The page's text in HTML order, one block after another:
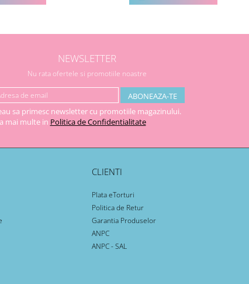
NEWSLETTER
Nu rata ofertele si promotiile noastre
sa primesc newsletter cu promotiile magazinului.
mai multe in Politica de Confidentialitate
CLIENTI
Plata eTorturi
Politica de Retur
Garantia Produselor
ANPC
ANPC - SAL